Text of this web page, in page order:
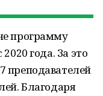
программу
года. За это
преподавателей
Благодаря